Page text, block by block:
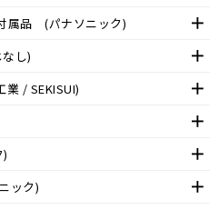
属品 (パナソニック)
し)
/ SEKISUI)
ック)